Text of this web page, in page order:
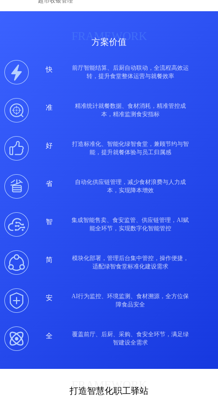
FRAMEWORK
方案价值
快
前厅智能结算、后厨自动联动，全流程高效运
转，提升食堂整体运营与就餐效率
智
集成智能售卖、食安监管、供应链管理，AI赋
能全环节，实现数字化智能管控
准
精准统计就餐数据、食材消耗，精准管控成
本，精准监测食安指标
简
模块化部署，管理后台集中管控，操作便捷，
适配绿智食堂标准化建设需求
好
打造标准化、智能化绿智食堂，兼顾节约与智
能，提升就餐体验与员工归属感
安
AI行为监控、环境监测、食材溯源，全方位保
障食品安全
省
自动化供应链管理，减少食材浪费与人力成
本，实现降本增效
全
覆盖前厅、后厨、采购、食安全环节，满足绿
智建设全需求
FRAMEWORK
打造智慧化职工驿站